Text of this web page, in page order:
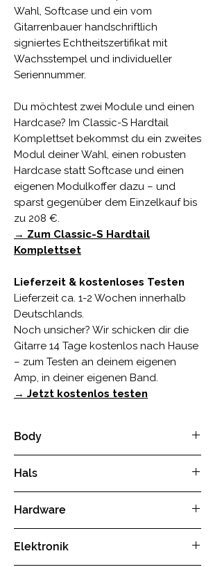
Wahl, Softcase und ein vom
Gitarrenbauer handschriftlich
signiertes Echtheitszertifikat mit
Wachsstempel und individueller
Seriennummer.
Du möchtest zwei Module und einen
Hardcase? Im Classic-S Hardtail
Komplettset bekommst du ein zweites
Modul deiner Wahl, einen robusten
Hardcase statt Softcase und einen
eigenen Modulkoffer dazu – und
sparst gegenüber dem Einzelkauf bis
zu 208 €.
→ Zum Classic-S Hardtail
Komplettset
Lieferzeit & kostenloses Testen
Lieferzeit ca. 1-2 Wochen innerhalb
Deutschlands.
Noch unsicher? Wir schicken dir die
Gitarre 14 Tage kostenlos nach Hause
– zum Testen an deinem eigenen
Amp, in deiner eigenen Band.
→ Jetzt kostenlos testen
Body
Bodenseeregion
Finish:Butterscotch
Gewicht:ca. 2,9 kg
Herstellung:Handgefertigt in
Deutschland
Hals
Fingerboard:
Ahorn
Mensur:648 mm
Hardware
ene DieCast-Mechaniken, chrome
Elektronik